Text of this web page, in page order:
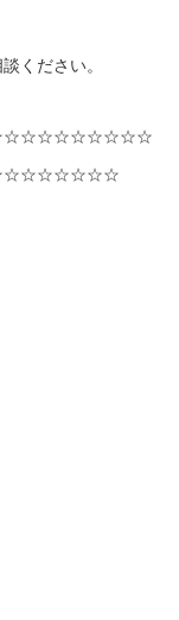
ください。